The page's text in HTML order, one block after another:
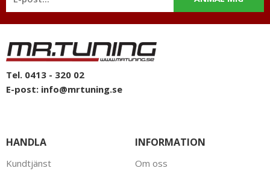
mail: info@mrtuning.se
Tel. 0413 - 320 02
E-post: info@mrtuning.se
HANDLA
Kundtjänst
INFORMATION
Om oss